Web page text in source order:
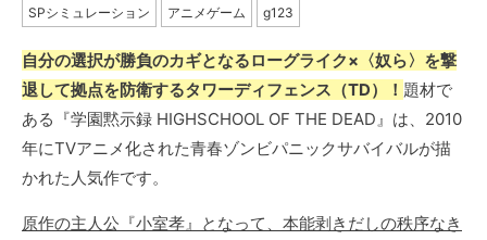
SPシミュレーション アニメゲーム g123
自分の選択が勝負のカギとなるローグライク×〈奴ら〉を撃
退して拠点を防衛するタワーディフェンス（TD）！ 題材で
ある『学園黙示録 HIGHSCHOOL OF THE DEAD』は、2010
年にTVアニメ化された青春ゾンビパニックサバイバルが描
かれた人気作です。
原作の主人公『小室孝』となって、本能剥きだしの秩序なき